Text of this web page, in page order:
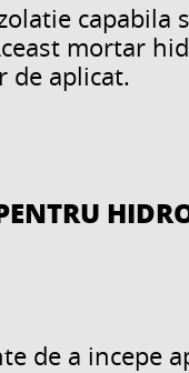
capabila
mortar
de aplicat.
de a incepe